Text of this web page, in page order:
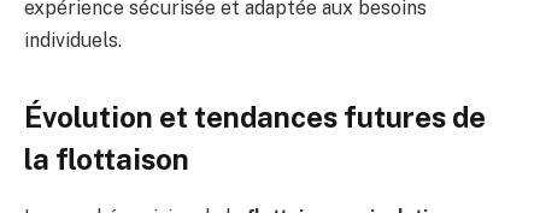
expérience sécurisée et adaptée aux besoins
individuels.
Évolution et tendances futures de
la flottaison